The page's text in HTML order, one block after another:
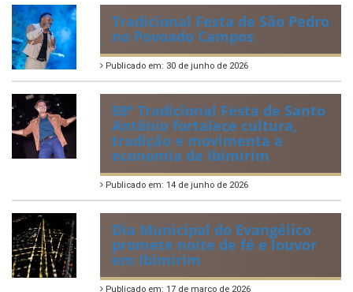
Tradicional Festa de São Pedro
no Povoado Campos
Publicado em: 30 de junho de 2026
88ª Tradicional Festa de Santo
Antônio fortalece cultura,
tradição e movimenta a
economia de Ibimirim
Publicado em: 14 de junho de 2026
Dia Municipal do Evangélico
promete noite de fé e louvor
em Ibimirim
Publicado em: 17 de março de 2026